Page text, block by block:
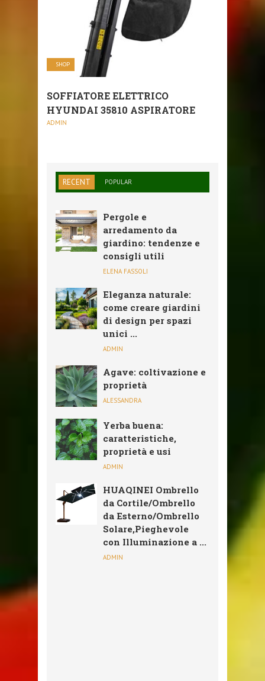
SHOP
SOFFIATORE ELETTRICO
HYUNDAI 35810 ASPIRATORE
ADMIN
RECENT POPULAR
Pergole e
arredamento da
giardino: tendenze e
consigli utili
ELENA FASSOLI
Eleganza naturale:
come creare giardini
di design per spazi
unici ...
ADMIN
Agave: coltivazione e
proprietà
ALESSANDRA
Yerba buena:
caratteristiche,
proprietà e usi
ADMIN
HUAQINEI Ombrello
da Cortile/Ombrello
da Esterno/Ombrello
Solare,Pieghevole
con Illuminazione a ...
ADMIN